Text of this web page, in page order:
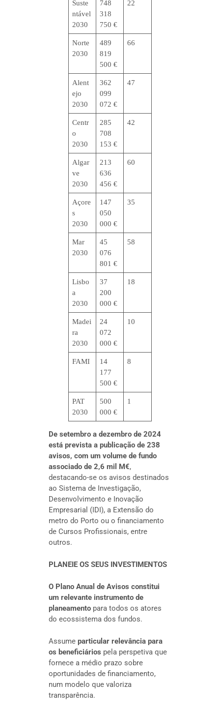
Suste
ntável
2030
748
318
750 €
22
Norte
2030
489
819
500 €
66
Alent
ejo
2030
362
099
072 €
47
Centr
o
2030
285
708
153 €
42
Algar
ve
2030
213
636
456 €
60
Açore
s
2030
147
050
000 €
35
Mar
2030
45
076
801 €
58
Lisbo
a
2030
37
200
000 €
18
Madei
ra
2030
24
072
000 €
10
FAMI
14
177
500 €
8
PAT
2030
500
000 €
1
De setembro a dezembro de 2024
está prevista a publicação de 238
avisos, com um volume de fundo
associado de 2,6 mil M€,
destacando-se os avisos destinados
ao Sistema de Investigação,
Desenvolvimento e Inovação
Empresarial (IDI), a Extensão do
metro do Porto ou o financiamento
de Cursos Profissionais, entre
outros.
PLANEIE OS SEUS INVESTIMENTOS
O Plano Anual de Avisos constitui
um relevante instrumento de
planeamentopara todos os atores
do ecossistema dos fundos.
Assume particular relevância para
os beneficiários pela perspetiva que
fornece a médio prazo sobre
oportunidades de financiamento,
num modelo que valoriza
transparência.